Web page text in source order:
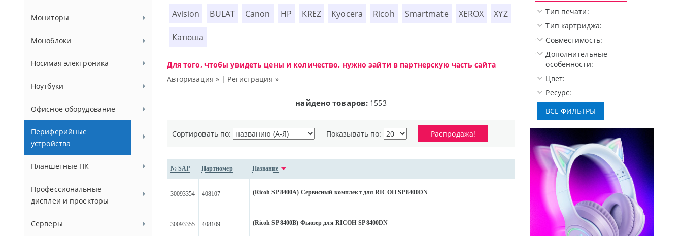
Мониторы
Моноблоки
Носимая электроника
Ноутбуки
Офисное оборудование
Периферийные
устройства
Планшетные ПК
Профессиональные
дисплеи и проекторы
Серверы
Avision BULAT Canon HP KREZ Kyocera Ricoh Smartmate XEROX XYZ
Катюша
Для того, чтобы увидеть цены и количество, нужно зайти в партнерскую часть сайта
Авторизация » | Регистрация »
найдено товаров: 1553
Сортировать по: Показывать по: Распродажа!
№ SAP Партномер Название
30093354 408107 (Ricoh SP 8400A) Сервисный комплект для RICOH SP 8400DN
30093355 408109 (Ricoh SP 8400B) Фьюзер для RICOH SP 8400DN
Тип печати:
Тип картриджа:
Совместимость:
Дополнительные
особенности:
Цвет:
Ресурс: